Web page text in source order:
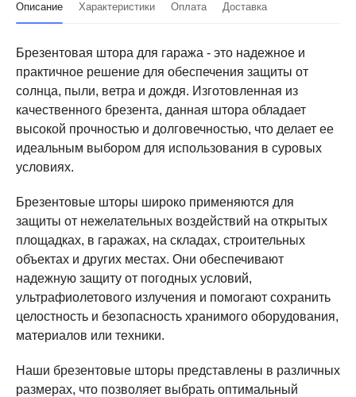
Описание Характеристики Оплата Доставка
Брезентовая штора для гаража - это надежное и
практичное решение для обеспечения защиты от
солнца, пыли, ветра и дождя. Изготовленная из
качественного брезента, данная штора обладает
высокой прочностью и долговечностью, что делает ее
идеальным выбором для использования в суровых
условиях.
Брезентовые шторы широко применяются для
защиты от нежелательных воздействий на открытых
площадках, в гаражах, на складах, строительных
объектах и других местах. Они обеспечивают
надежную защиту от погодных условий,
ультрафиолетового излучения и помогают сохранить
целостность и безопасность хранимого оборудования,
материалов или техники.
Наши брезентовые шторы представлены в различных
размерах, что позволяет выбрать оптимальный